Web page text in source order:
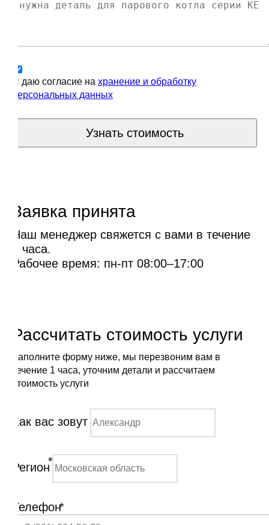
Я даю согласие на хранение и обработку
персональных данных
Узнать стоимость
Заявка принята
Наш менеджер свяжется с вами в течение
1 часа.
Рабочее время: пн-пт 08:00–17:00
Рассчитать стоимость услуги
Заполните форму ниже, мы перезвоним вам в
течение 1 часа, уточним детали и рассчитаем
стоимость услуги
Как вас зовут
Регион*
Телефон*